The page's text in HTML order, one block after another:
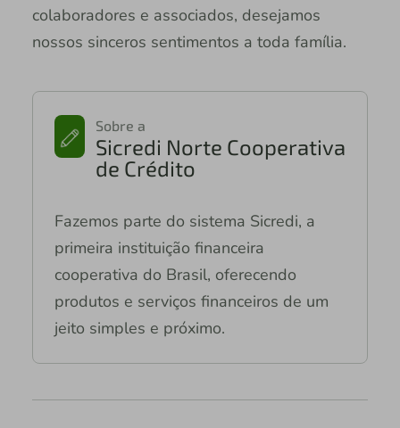
colaboradores e associados, desejamos
nossos sinceros sentimentos a toda família.
Sobre a
Sicredi Norte Cooperativa
de Crédito
Fazemos parte do sistema Sicredi, a
primeira instituição financeira
cooperativa do Brasil, oferecendo
produtos e serviços financeiros de um
jeito simples e próximo.